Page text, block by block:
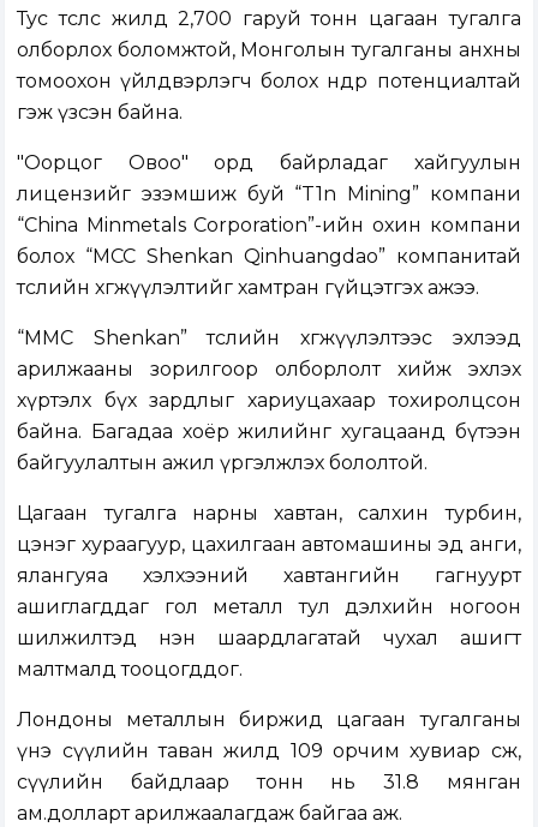
Тус төслөөс жилд 2,700 гаруй тонн цагаан тугалга
олборлох боломжтой, Монголын тугалганы анхны
томоохон үйлдвэрлэгч болох өндөр потенциалтай
гэж үзсэн байна.
"Оорцог Овоо" орд байрладаг хайгуулын
лицензийг эзэмшиж буй “T1n Mining” компани
“China Minmetals Corporation”-ийн охин компани
болох “MCC Shenkan Qinhuangdao” компанитай
төслийн хөгжүүлэлтийг хамтран гүйцэтгэх ажээ.
“MMC Shenkan” төслийн хөгжүүлэлтээс эхлээд
арилжааны зорилгоор олборлолт хийж эхлэх
хүртэлх бүх зардлыг хариуцахаар тохиролцсон
байна. Багадаа хоёр жилийнг хугацаанд бүтээн
байгуулалтын ажил үргэлжлэх бололтой.
Цагаан тугалга нарны хавтан, салхин турбин,
цэнэг хураагуур, цахилгаан автомашины эд анги,
ялангуяа хэлхээний хавтангийн гагнуурт
ашиглагддаг гол металл тул дэлхийн ногоон
шилжилтэд нэн шаардлагатай чухал ашигт
малтмалд тооцогддог.
Лондоны металлын биржид цагаан тугалганы
үнэ сүүлийн таван жилд 109 орчим хувиар өсөж,
сүүлийн байдлаар тонн нь 31.8 мянган
ам.долларт арилжаалагдаж байгаа аж.